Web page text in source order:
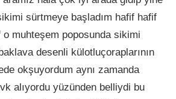
sürtmeye başladım hafif hafif
o muhteşem poposunda sikimi
desenli külotluçoraplarının
okşuyordum aynı zamanda
alıyordu yüzünden belliydi bu